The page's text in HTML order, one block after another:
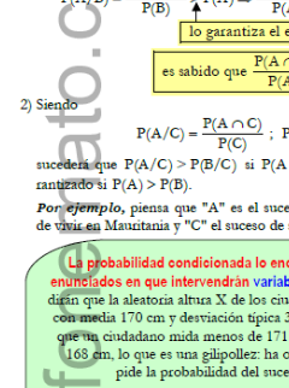
La tienda de libros de Fonemato